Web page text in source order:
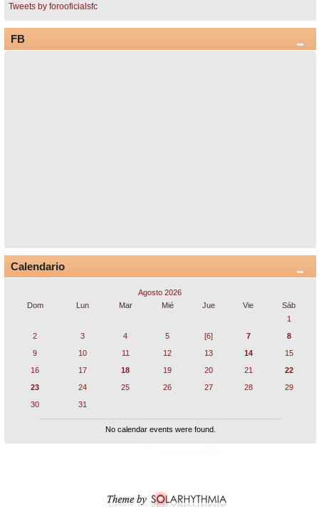
Tweets by forooficialsfc
FB
Calendario
Agosto 2026
Dom
Lun Mar Mié Jue Vie
Sáb
1
2
3 4 5 [6] 7
8
9
10 11 12 13 14
15
16
17 18 19 20 21
22
23
24 25 26 27 28
29
30
31
No calendar events were found.